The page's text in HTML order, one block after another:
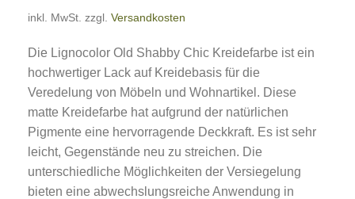
inkl. MwSt. zzgl. Versandkosten
Die Lignocolor Old Shabby Chic Kreidefarbe ist ein
hochwertiger Lack auf Kreidebasis für die
Veredelung von Möbeln und Wohnartikel. Diese
matte Kreidefarbe hat aufgrund der natürlichen
Pigmente eine hervorragende Deckkraft. Es ist sehr
leicht, Gegenstände neu zu streichen. Die
unterschiedliche Möglichkeiten der Versiegelung
bieten eine abwechslungsreiche Anwendung in